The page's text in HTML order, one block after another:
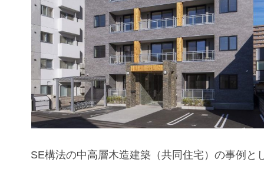
SE構法の中高層木造建築（共同住宅）の事例と